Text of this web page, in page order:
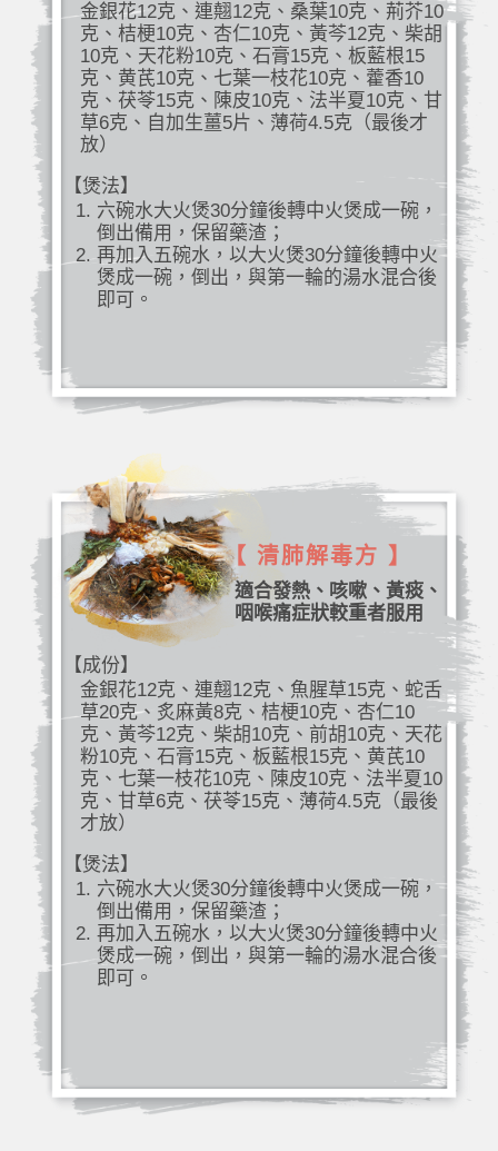
金銀花12克、連翹12克、桑葉10克、荊芥10
克、桔梗10克、杏仁10克、黃芩12克、柴胡
10克、天花粉10克、石膏15克、板藍根15
克、黄芪10克、七葉一枝花10克、藿香10
克、茯苓15克、陳皮10克、法半夏10克、甘
草6克、自加生薑5片、薄荷4.5克（最後才
放）
【煲法】
六碗水大火煲30分鐘後轉中火煲成一碗，
倒出備用，保留藥渣；
再加入五碗水，以大火煲30分鐘後轉中火
煲成一碗，倒出，與第一輪的湯水混合後
即可。
【 清肺解毒方 】
適合發熱、咳嗽、黃痰、
咽喉痛症狀較重者服用
【成份】
金銀花12克、連翹12克、魚腥草15克、蛇舌
草20克、炙麻黃8克、桔梗10克、杏仁10
克、黃芩12克、柴胡10克、前胡10克、天花
粉10克、石膏15克、板藍根15克、黄芪10
克、七葉一枝花10克、陳皮10克、法半夏10
克、甘草6克、茯苓15克、薄荷4.5克（最後
才放）
【煲法】
六碗水大火煲30分鐘後轉中火煲成一碗，
倒出備用，保留藥渣；
再加入五碗水，以大火煲30分鐘後轉中火
煲成一碗，倒出，與第一輪的湯水混合後
即可。